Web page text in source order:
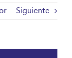
Siguiente